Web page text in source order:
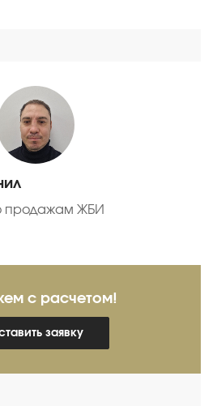
продажам ЖБИ
с расчетом!
заявку